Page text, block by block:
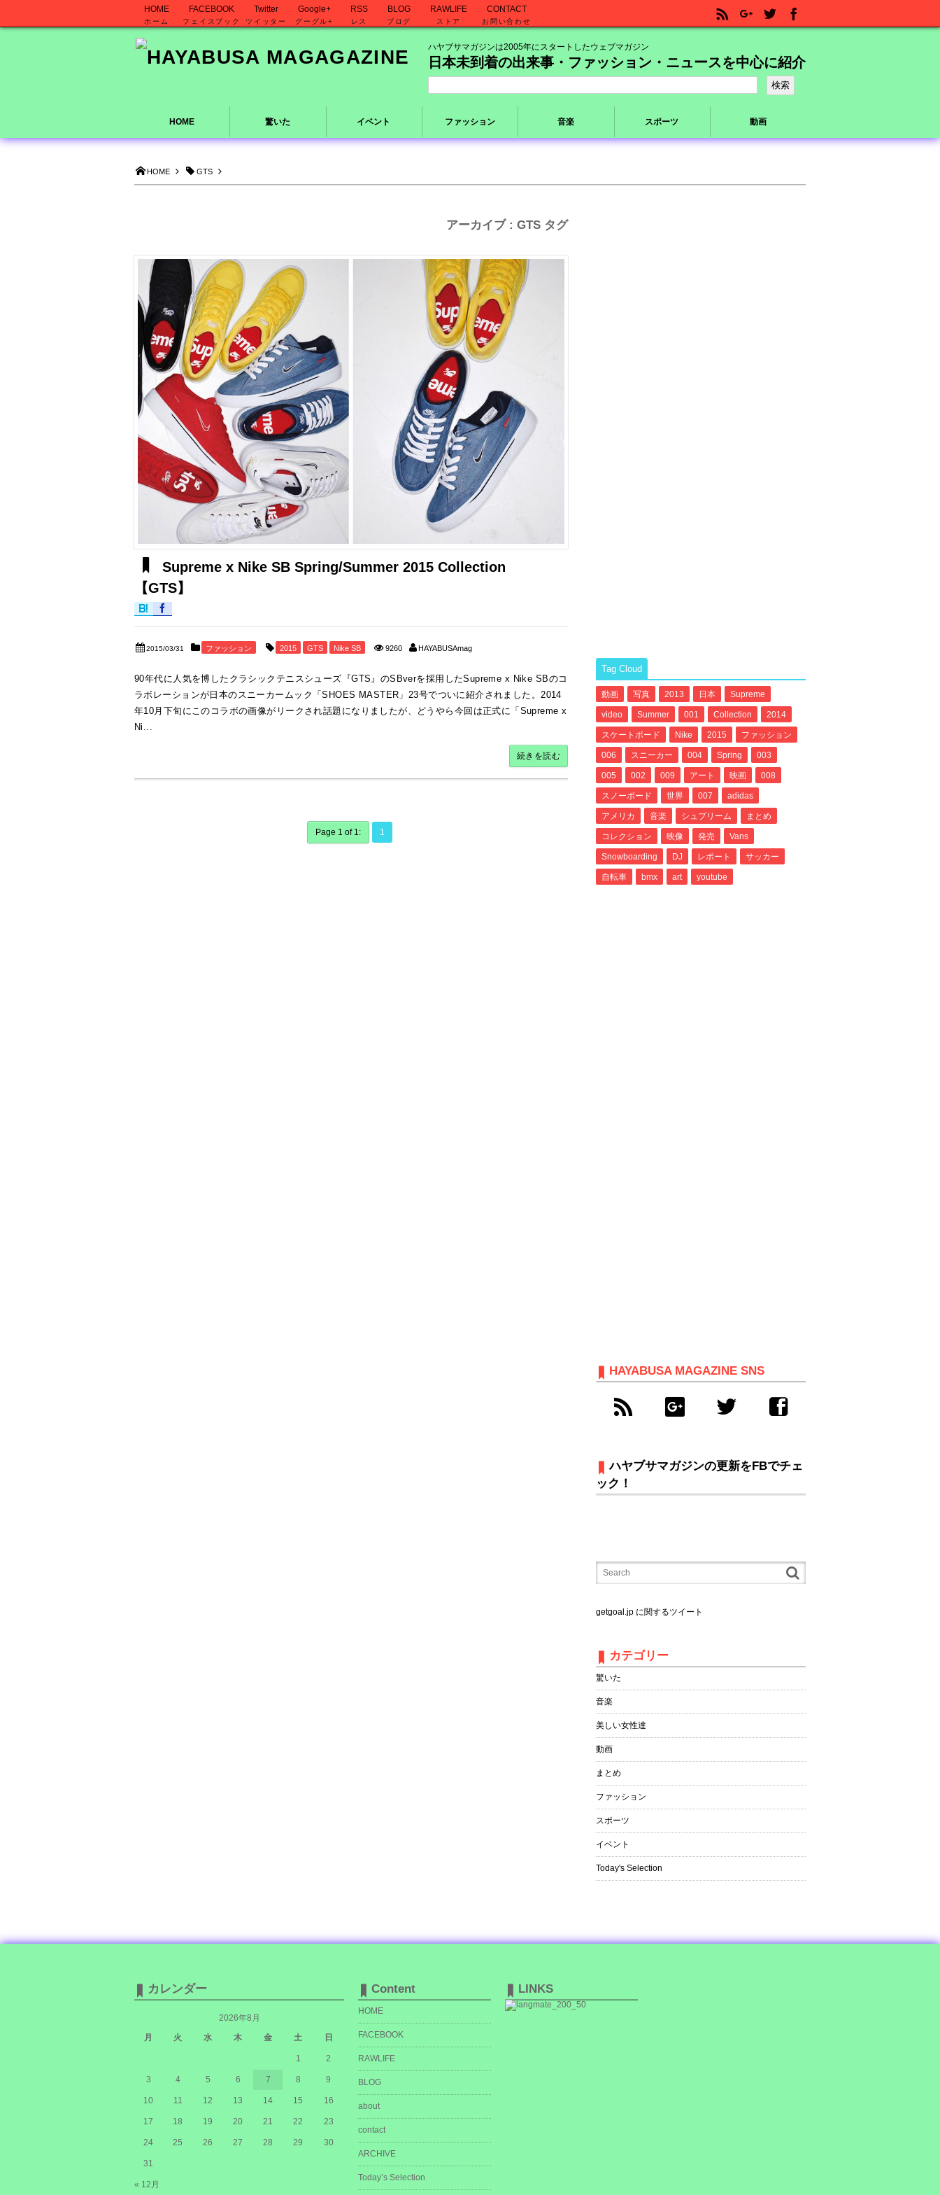
HOME GTS
アーカイブ : GTS タグ
Supreme x Nike SB Spring/Summer 2015 Collection
【GTS】
2015/03/31 ファッション 2015 GTS Nike SB 9260 HAYABUSAmag
90年代に人気を博したクラシックテニスシューズ『GTS』のSBverを採用したSupreme x Nike SBのコ
ラボレーションが日本のスニーカームック「SHOES MASTER」23号でついに紹介されました。2014
年10月下旬にこのコラボの画像がリークされ話題になりましたが、どうやら今回は正式に「Supreme x
Ni...
続きを読む
Page 1 of 1: 1
Tag Cloud
動画 写真 2013 日本 Supreme
video Summer 001 Collection 2014
スケートボード Nike 2015 ファッション
006 スニーカー 004 Spring 003
005 002 009 アート 映画 008
スノーボード 世界 007 adidas
アメリカ 音楽 シュプリーム まとめ
コレクション 映像 発売 Vans
Snowboarding DJ レポート サッカー
自転車 bmx art youtube
HAYABUSA MAGAZINE SNS
ハヤブサマガジンの更新をFBでチェ
ック！
getgoal.jp に関するツイート
カテゴリー
驚いた
音楽
美しい女性達
動画
まとめ
ファッション
スポーツ
イベント
Today's Selection
HOME
ホーム
FACEBOOK
フェイスブック
Twitter
ツイッター
Google+
グーグル+
RSS
レス
BLOG
ブログ
RAWLIFE
ストア
CONTACT
お問い合わせ
HOME 驚いた イベント ファッション 音楽 スポーツ 動画
ハヤブサマガジンは2005年にスタートしたウェブマガジン
日本未到着の出来事・ファッション・ニュースを中心に紹介
カレンダー
2026年8月
月
火 水 木 金 土 日
« 12月
1 2
3 4 5 6 7 8 9
10 11 12 13 14 15 16
17 18 19 20 21 22 23
24 25 26 27 28 29 30
31
Content
HOME
FACEBOOK
RAWLIFE
BLOG
about
contact
ARCHIVE
Today’s Selection
LINKS